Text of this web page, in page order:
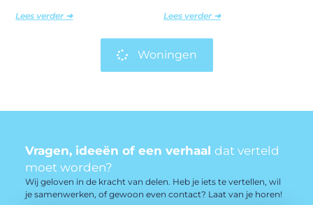
Lees verder ➜ Lees verder ➜
Woningen
Vragen, ideeën of een verhaal dat verteld
moet worden?
Wij geloven in de kracht van delen. Heb je iets te vertellen, wil
je samenwerken, of gewoon even contact? Laat van je horen!